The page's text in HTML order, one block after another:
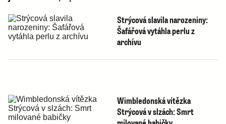
Strýcová slavila narozeniny:
Šafářová vytáhla perlu z
archívu
Wimbledonská vítězka
Strýcová v slzách: Smrt